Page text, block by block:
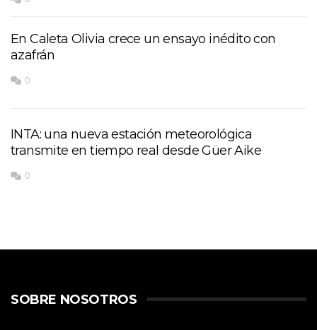
En Caleta Olivia crece un ensayo inédito con
azafrán
0
INTA: una nueva estación meteorológica
transmite en tiempo real desde Güer Aike
0
SOBRE NOSOTROS